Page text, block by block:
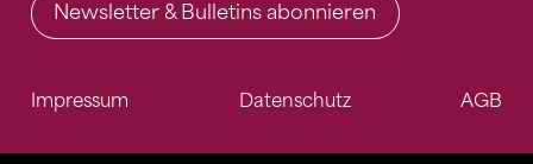
Newsletter & Bulletins abonnieren
Impressum Datenschutz AGB